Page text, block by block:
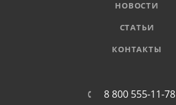
НОВОСТИ
СТАТЬИ
КОНТАКТЫ
8 800 555-11-78